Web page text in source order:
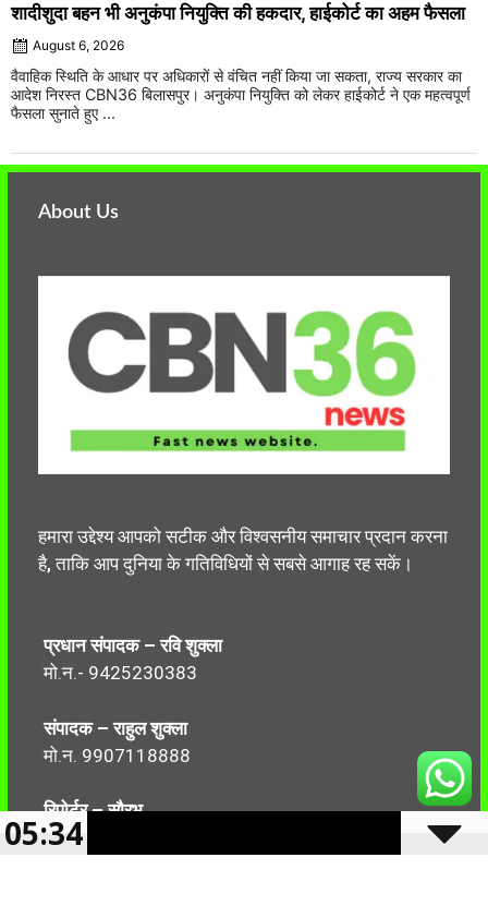
शादीशुदा बहन भी अनुकंपा नियुक्ति की हकदार, हाईकोर्ट का अहम फैसला
August 6, 2026
वैवाहिक स्थिति के आधार पर अधिकारों से वंचित नहीं किया जा सकता, राज्य सरकार का
आदेश निरस्त CBN36 बिलासपुर। अनुकंपा नियुक्ति को लेकर हाईकोर्ट ने एक महत्वपूर्ण
फैसला सुनाते हुए ...
About Us
हमारा उद्देश्य आपको सटीक और विश्वसनीय समाचार प्रदान करना
है, ताकि आप दुनिया के गतिविधियों से सबसे आगाह रह सकें।
प्रधान संपादक – रवि शुक्ला
मो.न.- 9425230383
संपादक – राहुल शुक्ला
मो.न. 9907118888
रिपोर्टर – सौरभ
मो.न.-7499999906
05:34